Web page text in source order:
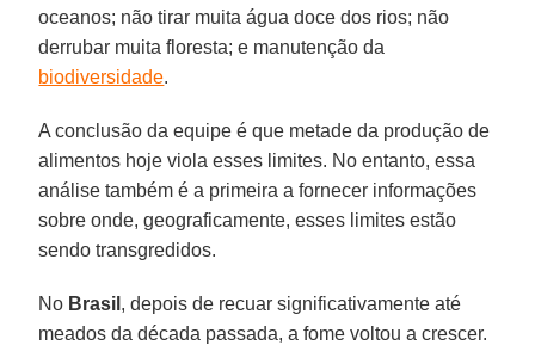
oceanos; não tirar muita água doce dos rios; não
derrubar muita floresta; e manutenção da
biodiversidade.
A conclusão da equipe é que metade da produção de
alimentos hoje viola esses limites. No entanto, essa
análise também é a primeira a fornecer informações
sobre onde, geograficamente, esses limites estão
sendo transgredidos.
No Brasil , depois de recuar significativamente até
meados da década passada, a fome voltou a crescer.